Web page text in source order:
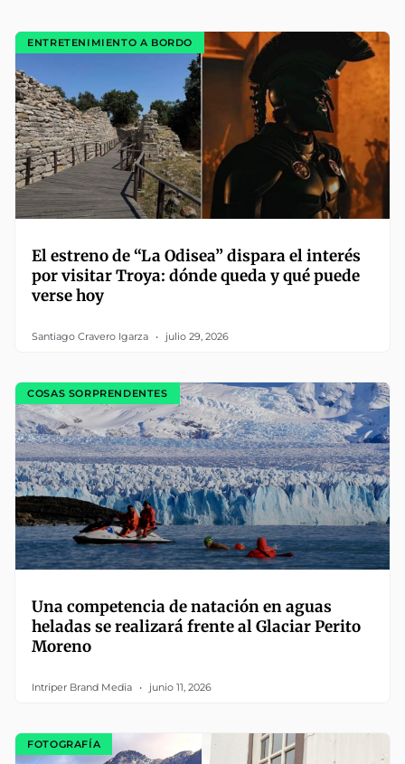
ENTRETENIMIENTO A BORDO
El estreno de “La Odisea” dispara el interés
por visitar Troya: dónde queda y qué puede
verse hoy
Santiago Cravero Igarza julio 29, 2026
COSAS SORPRENDENTES
Una competencia de natación en aguas
heladas se realizará frente al Glaciar Perito
Moreno
Intriper Brand Media junio 11, 2026
FOTOGRAFÍA